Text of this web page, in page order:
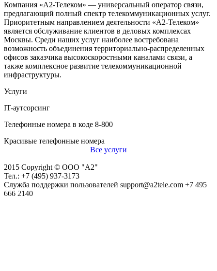
Компания «А2-Телеком» — универсальный оператор связи,
предлагающий полный спектр телекоммуникационных услуг.
Приоритетным направлением деятельности «А2-Телеком»
является обслуживание клиентов в деловых комплексах
Москвы. Среди наших услуг наиболее востребована
возможность объединения территориально-распределенных
офисов заказчика высокоскоростными каналами связи, а
также комплексное развитие телекоммуникационной
инфраструктуры.
Услуги
IT-аутсорсинг
Телефонные номера в коде 8-800
Красивые телефонные номера
Все услуги
2015 Copyright © ООО "А2"
Тел.: +7 (495) 937-3173
Служба поддержки пользователей support@a2tele.com +7 495
666 2140